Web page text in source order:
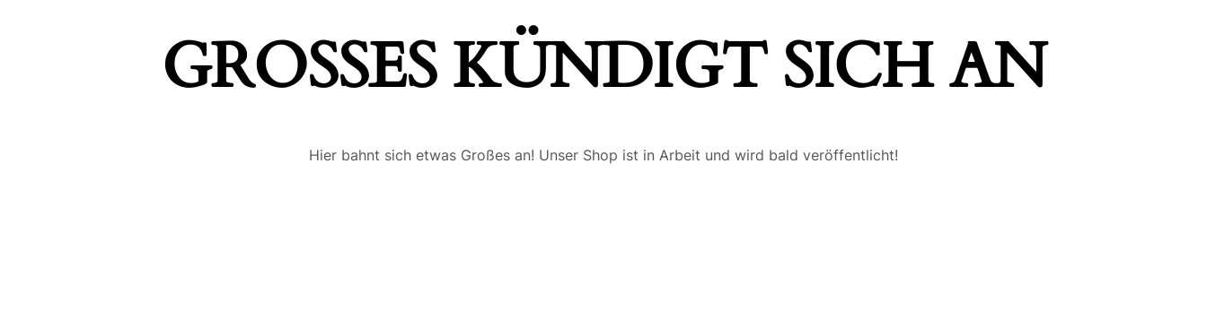
GROSSES KÜNDIGT SICH AN
Hier bahnt sich etwas Großes an! Unser Shop ist in Arbeit und wird bald veröffentlicht!